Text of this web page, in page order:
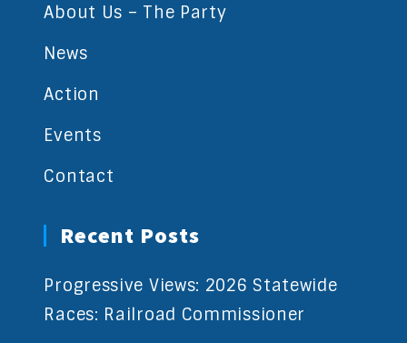
About Us – The Party
News
Action
Events
Contact
Recent Posts
Progressive Views: 2026 Statewide
Races: Railroad Commissioner